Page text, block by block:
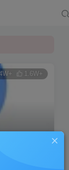
全检测
1.6W+